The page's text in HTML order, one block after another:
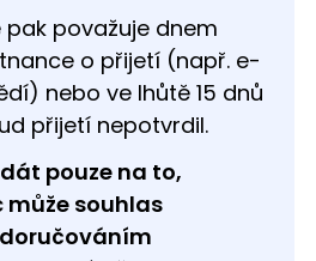
považuje dnem
o přijetí (např. e-
nebo ve lhůtě 15 dnů
přijetí nepotvrdil.
pouze na to,
může souhlas